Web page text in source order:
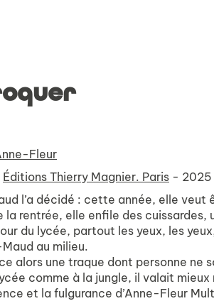
Fleur
Éditions Thierry Magnier. Paris - 2025
l’a décidé : cette année, elle
la rentrée, elle enfile des
du lycée, partout les yeux, les
au milieu.
alors une traque dont personne ne
comme à la jungle, il valait
et la fulgurance d’Anne-Fleur